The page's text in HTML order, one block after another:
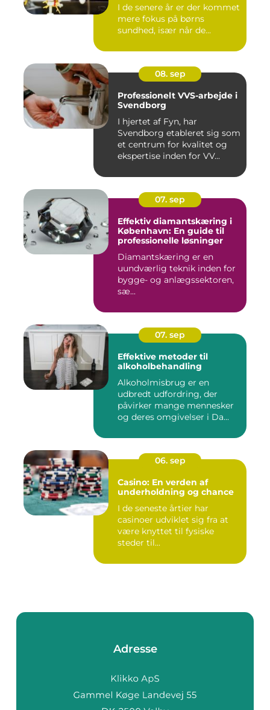
I de senere år er der kommet
mere fokus på børns
sundhed, især når de...
08. sep
Professionelt VVS-arbejde i
Svendborg
I hjertet af Fyn, har
Svendborg etableret sig som
et centrum for kvalitet og
ekspertise inden for VV...
07. sep
Effektiv diamantskæring i
København: En guide til
professionelle løsninger
Diamantskæring er en
uundværlig teknik inden for
bygge- og anlægssektoren,
sæ...
07. sep
Effektive metoder til
alkoholbehandling
Alkoholmisbrug er en
udbredt udfordring, der
påvirker mange mennesker
og deres omgivelser i Da...
06. sep
Casino: En verden af
underholdning og chance
I de seneste årtier har
casinoer udviklet sig fra at
være knyttet til fysiske
steder til...
Adresse